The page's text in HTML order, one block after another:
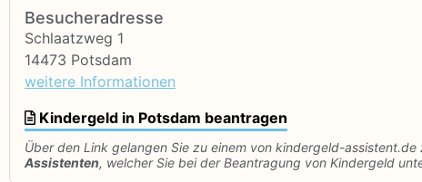
Besucheradresse
Schlaatzweg 1
14473 Potsdam
weitere Informationen
Kindergeld in Potsdam beantragen
Über den Link gelangen Sie zu einem von kindergeld-
Assistenten, welcher Sie bei der Beantragung von Kindergeld